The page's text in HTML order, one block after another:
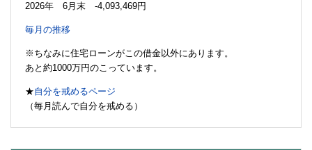
2026年 6月末 -4,093,469円
毎月の推移
※ちなみに住宅ローンがこの借金以外にあります。
あと約1000万円のこっています。
★自分を戒めるページ
（毎月読んで自分を戒める）